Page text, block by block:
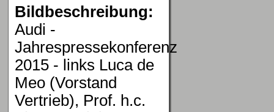
Bildbeschreibung:
Audi -
Jahrespressekonferenz
2015 - links Luca de
Meo (Vorstand
Vertrieb), Prof. h.c.